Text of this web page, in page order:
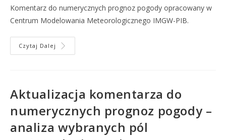
Komentarz do numerycznych prognoz pogody opracowany w
Centrum Modelowania Meteorologicznego IMGW-PIB.
Czytaj Dalej
Aktualizacja komentarza do
numerycznych prognoz pogody –
analiza wybranych pól